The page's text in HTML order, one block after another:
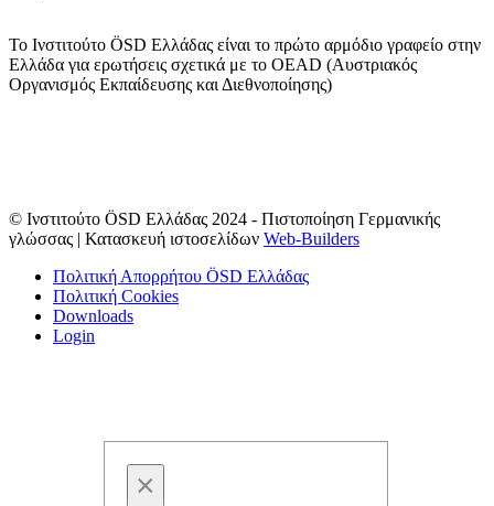
Το Ινστιτούτο ÖSD Ελλάδας είναι το πρώτο αρμόδιο γραφείο στην
Ελλάδα για ερωτήσεις σχετικά με το OΕAD (Αυστριακός
Οργανισμός Εκπαίδευσης και Διεθνοποίησης)
© Ινστιτούτο ÖSD Ελλάδας 2024 - Πιστοποίηση Γερμανικής
γλώσσας | Κατασκευή ιστοσελίδων Web-Builders
Πολιτική Απορρήτου ÖSD Ελλάδας
Πολιτική Cookies
Downloads
Login
×